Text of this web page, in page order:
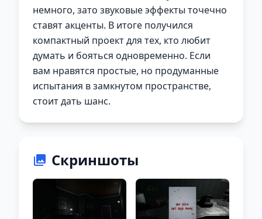
немного, зато звуковые эффекты точечно
ставят акценты. В итоге получился
компактный проект для тех, кто любит
думать и бояться одновременно. Если
вам нравятся простые, но продуманные
испытания в замкнутом пространстве,
стоит дать шанс.
Скриншоты